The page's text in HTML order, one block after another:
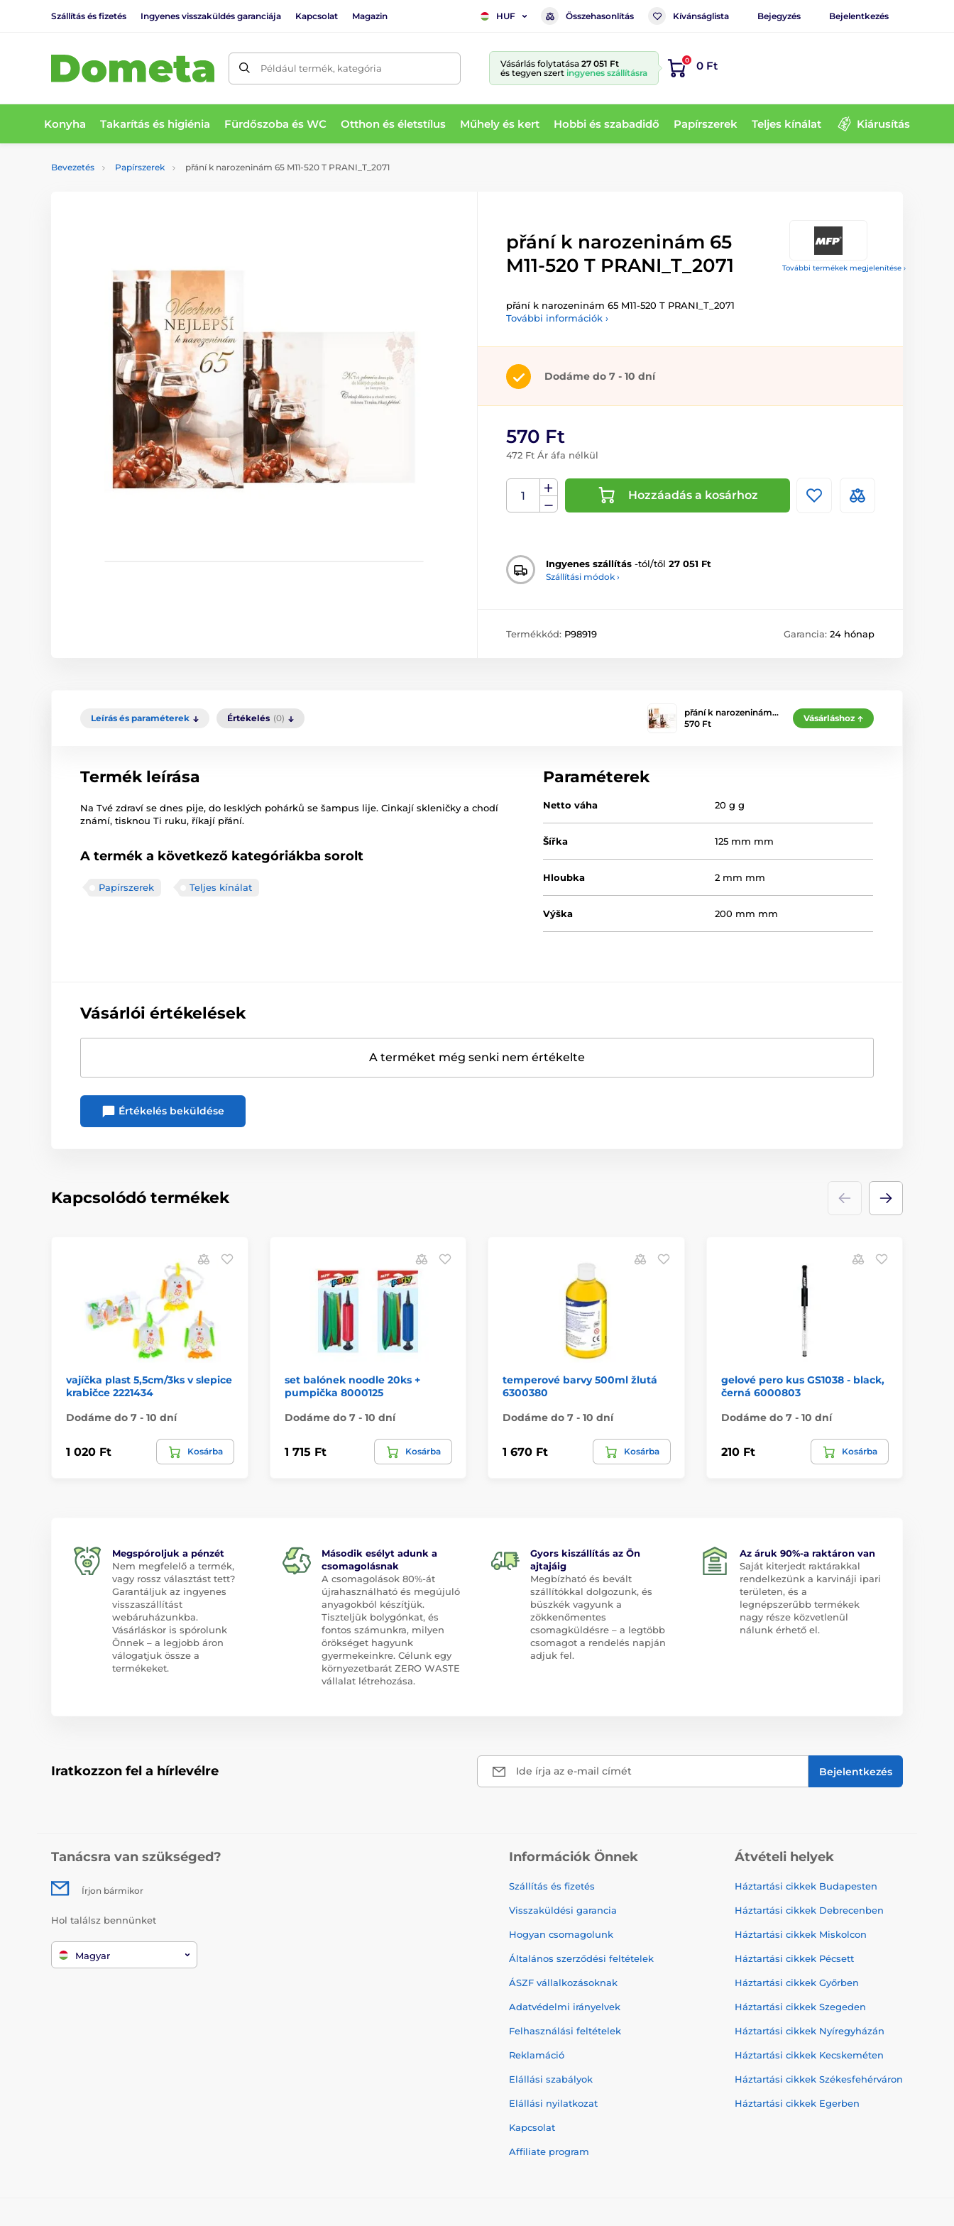
Szállítás és fizetés Ingyenes visszaküldés garanciája Kapcsolat Magazin HUF Összehasonlítás Kívánságlista Bejegyzés Bejelentkezés
Például termék, kategória Vásárlás folytatása 27 051 Ft
és tegyen szert ingyenes szállításra
0 0 Ft
Konyha Takarítás és higiénia Fürdőszoba és WC Otthon és életstílus Műhely és kert Hobbi és szabadidő Papírszerek Teljes kínálat Kiárusítás
Bevezetés Papírszerek přání k narozeninám 65 M11-520 T PRANI_T_2071
További termékek megjelenítése ›
přání k narozeninám 65
M11-520 T PRANI_T_2071
přání k narozeninám 65 M11-520 T PRANI_T_2071
További információk ›
Dodáme do 7 - 10 dní
570 Ft
472 Ft Ár áfa nélkül
Hozzáadás a kosárhoz
Ingyenes szállítás -tól/től 27 051 Ft
Szállítási módok ›
Termékkód: P98919 Garancia: 24 hónap
Leírás és paraméterek Értékelés (0)
přání k narozeninám…
570 Ft
Vásárláshoz
Termék leírása
Na Tvé zdraví se dnes pije, do lesklých pohárků se šampus lije. Cinkají skleničky a chodí
známí, tisknou Ti ruku, říkají přání.
A termék a következő kategóriákba sorolt
Papírszerek Teljes kínálat
Paraméterek
Netto váha 20 g g
Šířka 125 mm mm
Hloubka 2 mm mm
Výška 200 mm mm
Vásárlói értékelések
A terméket még senki nem értékelte
Értékelés beküldése
Kapcsolódó termékek
vajíčka plast 5,5cm/3ks v slepice
krabičce 2221434
Dodáme do 7 - 10 dní
1 020 Ft Kosárba
set balónek noodle 20ks +
pumpička 8000125
Dodáme do 7 - 10 dní
1 715 Ft Kosárba
temperové barvy 500ml žlutá
6300380
Dodáme do 7 - 10 dní
1 670 Ft Kosárba
gelové pero kus GS1038 - black,
černá 6000803
Dodáme do 7 - 10 dní
210 Ft Kosárba
Megspóroljuk a pénzét
Nem megfelelő a termék,
vagy rossz választást tett?
Garantáljuk az ingyenes
visszaszállítást
webáruházunkba.
Vásárláskor is spórolunk
Önnek – a legjobb áron
válogatjuk össze a
termékeket.
Második esélyt adunk a
csomagolásnak
A csomagolások 80%-át
újrahasználható és megújuló
anyagokból készítjük.
Tiszteljük bolygónkat, és
fontos számunkra, milyen
örökséget hagyunk
gyermekeinkre. Célunk egy
környezetbarát ZERO WASTE
vállalat létrehozása.
Gyors kiszállítás az Ön
ajtajáig
Megbízható és bevált
szállítókkal dolgozunk, és
büszkék vagyunk a
zökkenőmentes
csomagküldésre – a legtöbb
csomagot a rendelés napján
adjuk fel.
Az áruk 90%-a raktáron van
Saját kiterjedt raktárakkal
rendelkezünk a karvináji ipari
területen, és a
legnépszerűbb termékek
nagy része közvetlenül
nálunk érhető el.
Iratkozzon fel a hírlevélre Ide írja az e-mail címét Bejelentkezés
Tanácsra van szükséged?
Írjon bármikor
Hol találsz bennünket
Magyar
Információk Önnek
Szállítás és fizetés
Visszaküldési garancia
Hogyan csomagolunk
Általános szerződési feltételek
ÁSZF vállalkozásoknak
Adatvédelmi irányelvek
Felhasználási feltételek
Reklamáció
Elállási szabályok
Elállási nyilatkozat
Kapcsolat
Affiliate program
Átvételi helyek
Háztartási cikkek Budapesten
Háztartási cikkek Debrecenben
Háztartási cikkek Miskolcon
Háztartási cikkek Pécsett
Háztartási cikkek Győrben
Háztartási cikkek Szegeden
Háztartási cikkek Nyíregyházán
Háztartási cikkek Kecskeméten
Háztartási cikkek Székesfehérváron
Háztartási cikkek Egerben